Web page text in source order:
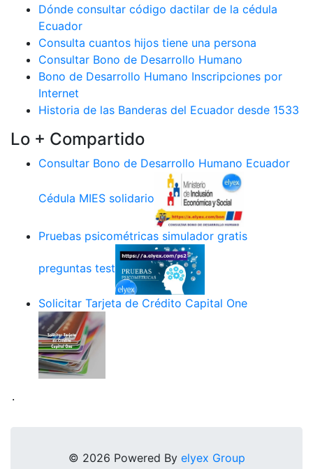
Dónde consultar código dactilar de la cédula
Ecuador
Consulta cuantos hijos tiene una persona
Consultar Bono de Desarrollo Humano
Bono de Desarrollo Humano Inscripciones por
Internet
Historia de las Banderas del Ecuador desde 1533
Lo + Compartido
Consultar Bono de Desarrollo Humano Ecuador
Cédula MIES solidario
Pruebas psicométricas simulador gratis
preguntas test
Solicitar Tarjeta de Crédito Capital One
.
© 2026 Powered By elyex Group